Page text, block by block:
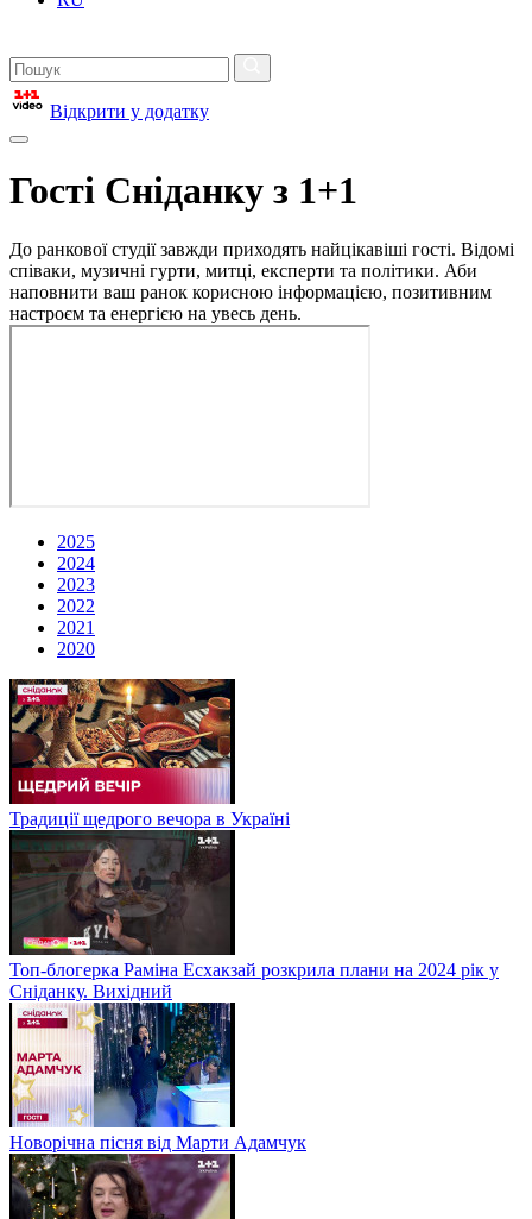
Відкрити у додатку
Гості Сніданку з 1+1
До ранкової студії завжди приходять найцікавіші гості. Відомі
співаки, музичні гурти, митці, експерти та політики. Аби
наповнити ваш ранок корисною інформацією, позитивним
настроєм та енергією на увесь день.
2025
2024
2023
2022
2021
2020
Традиції щедрого вечора в Україні
Топ-блогерка Раміна Есхакзай розкрила плани на 2024 рік у
Сніданку. Вихідний
Новорічна пісня від Марти Адамчук